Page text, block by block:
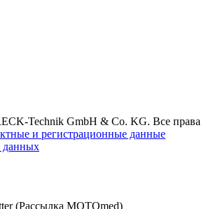
Technik GmbH & Co. KG. Все права
и регистрационные данные
данных
(Рассылка MOTOmed)